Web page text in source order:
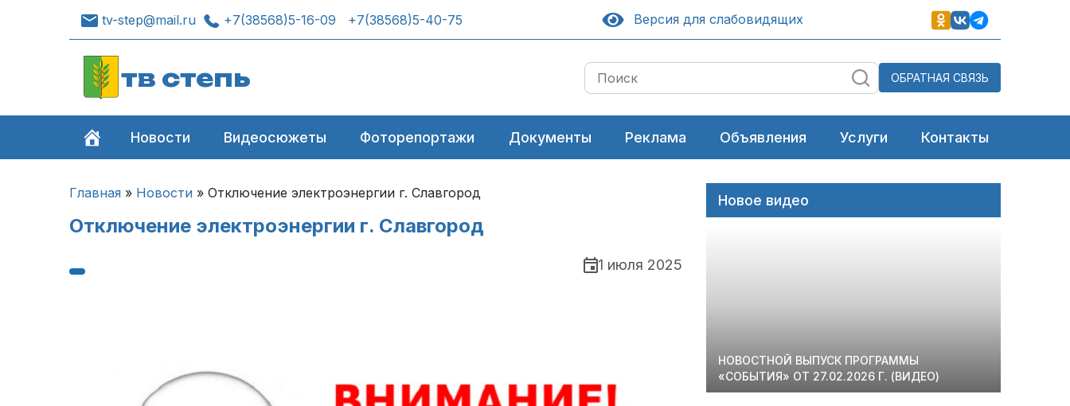
tv-step@mail.ru +7(38568)5-16-09 +7(38568)5-40-75 Версия для слабовидящих
тв степь ОБРАТНАЯ СВЯЗЬ
Новости Видеосюжеты Фоторепортажи Документы Реклама Объявления Услуги Контакты
Главная » Новости » Отключение электроэнергии г. Славгород
Отключение электроэнергии г. Славгород
1 июля 2025
Новое видео
НОВОСТНОЙ ВЫПУСК ПРОГРАММЫ
«СОБЫТИЯ» ОТ 27.02.2026 Г. (ВИДЕО)